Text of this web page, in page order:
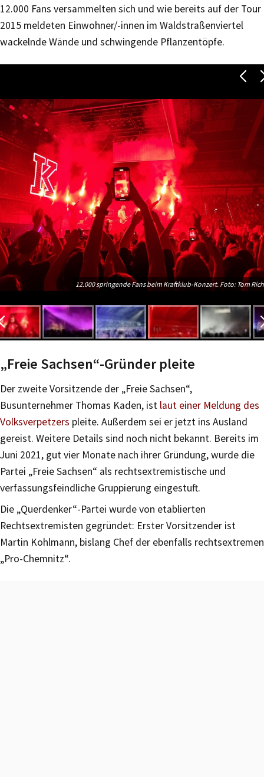
12.000 Fans versammelten sich und wie bereits auf der Tour
2015 meldeten Einwohner/-innen im Waldstraßenviertel
wackelnde Wände und schwingende Pflanzentöpfe.
12.000 springende Fans beim Kraftklub-Konzert. Foto: Tom
„Freie Sachsen“-Gründer pleite
Der zweite Vorsitzende der „Freie Sachsen“,
Busunternehmer Thomas Kaden, ist laut einer Meldung des
Volksverpetzers pleite. Außerdem sei er jetzt ins Ausland
gereist. Weitere Details sind noch nicht bekannt. Bereits im
Juni 2021, gut vier Monate nach ihrer Gründung, wurde die
Partei „Freie Sachsen“ als rechtsextremistische und
verfassungsfeindliche Gruppierung eingestuft.
Die „Querdenker“-Partei wurde von etablierten
Rechtsextremisten gegründet: Erster Vorsitzender ist
Martin Kohlmann, bislang Chef der ebenfalls rechtsextremen
„Pro-Chemnitz“.